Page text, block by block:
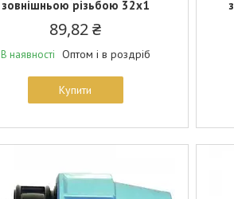
зовнішньою різьбою 32х1
89,82 ₴
В наявності Оптом і в роздріб
Купити